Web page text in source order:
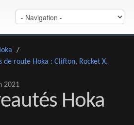
/
de route Hoka : Clifton, Rocket X,
2021
Hoka